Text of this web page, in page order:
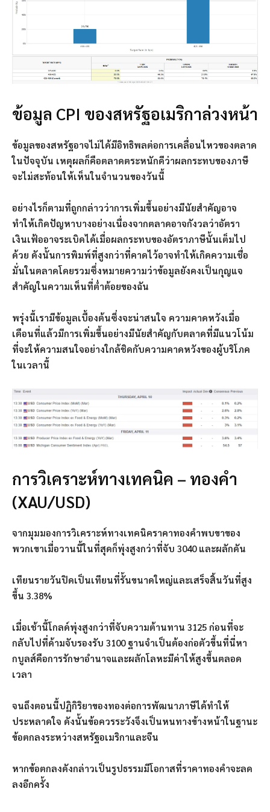
ข้อมูล CPI ของสหรัฐอเมริกาล่วงหน้า
ข้อมูลของสหรัฐอาจไม่ได้มีอิทธิพลต่อการเคลื่อนไหวของตลาด
ในปัจจุบัน เหตุผลก็คือตลาดตระหนักดีว่าผลกระทบของภาษี
จะไม่สะท้อนให้เห็นในจำนวนของวันนี้
อย่างไรก็ตามที่ถูกกล่าวว่าการเพิ่มขึ้นอย่างมีนัยสำคัญอาจ
ทำให้เกิดปัญหาบางอย่างเนื่องจากตลาดอาจกังวลว่าอัตรา
เงินเฟ้ออาจระเบิดได้เมื่อผลกระทบของอัตราภาษีนั้นเต็มไป
ด้วย ดังนั้นการพิมพ์ที่สูงกว่าที่คาดไว้อาจทำให้เกิดความเชื่อ
มั่นในตลาดโดยรวมซึ่งหมายความว่าข้อมูลยังคงเป็นกุญแจ
สำคัญในความเห็นที่ต่ำต้อยของฉัน
พรุ่งนี้เรามีข้อมูลเบื้องต้นซึ่งจะน่าสนใจ ความคาดหวังเมื่อ
เดือนที่แล้วมีการเพิ่มขึ้นอย่างมีนัยสำคัญกับตลาดที่มีแนวโน้ม
ที่จะให้ความสนใจอย่างใกล้ชิดกับความคาดหวังของผู้บริโภค
ในเวลานี้
การวิเคราะห์ทางเทคนิค – ทองคำ
(XAU/USD)
จากมุมมองการวิเคราะห์ทางเทคนิคราคาทองคำพบขาของ
พวกเขาเมื่อวานนี้ในที่สุดก็พุ่งสูงกว่าที่จับ 3040 และผลักดัน
เทียนรายวันปิดเป็นเทียนที่รั้นขนาดใหญ่และเสร็จสิ้นวันที่สูง
ขึ้น 3.38%
เมื่อเช้านี้โกลด์พุ่งสูงกว่าที่จับความต้านทาน 3125 ก่อนที่จะ
กลับไปที่ด้ามจับรองรับ 3100 ฐานจำเป็นต้องก่อตัวขึ้นที่นี่หา
กบูลส์คือการรักษาอำนาจและผลักโลหะมีค่าให้สูงขึ้นตลอด
เวลา
จนถึงตอนนี้ปฏิกิริยาของทองต่อการพัฒนาภาษีได้ทำให้
ประหลาดใจ ดังนั้นข้อควรระวังจึงเป็นหนทางข้างหน้าในฐานะ
ข้อตกลงระหว่างสหรัฐอเมริกาและจีน
หากข้อตกลงดังกล่าวเป็นรูปธรรมมีโอกาสที่ราคาทองคำจะลด
ลงอีกครั้ง